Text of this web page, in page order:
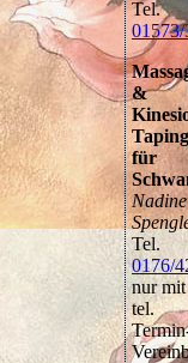
Tel.
&
Taping
für
Nadine
Tel.
0176/
nur mit
tel.